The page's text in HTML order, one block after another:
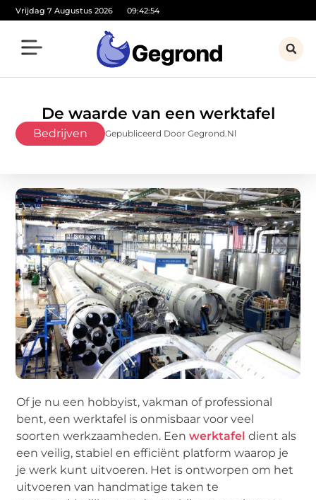
Vrijdag 7 Augustus 2026 09:42:56
De waarde van een werktafel
Bedrijven Gepubliceerd Door Gegrond.nl
Of je nu een hobbyist, vakman of professional
bent, een werktafel is onmisbaar voor veel
soorten werkzaamheden. Eenwerktafel dient als
een veilig, stabiel en efficiënt platform waarop je
je werk kunt uitvoeren. Het is ontworpen om het
uitvoeren van handmatige taken te